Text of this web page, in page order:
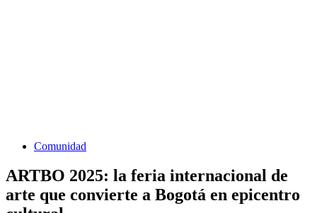
Comunidad
ARTBO 2025: la feria internacional de
arte que convierte a Bogotá en epicentro